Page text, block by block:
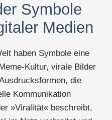
Symbole
Medien
haben Symbole eine
Kultur, virale Bilder
die
Kommunikation
»Viralität« beschreibt,